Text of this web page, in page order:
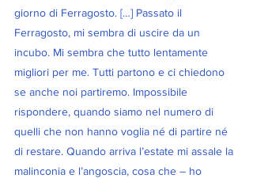
giorno di Ferragosto. […] Passato il
Ferragosto, mi sembra di uscire da un
incubo. Mi sembra che tutto lentamente
migliori per me. Tutti partono e ci chiedono
se anche noi partiremo. Impossibile
rispondere, quando siamo nel numero di
quelli che non hanno voglia né di partire né
di restare. Quando arriva l’estate mi assale la
malinconia e l’angoscia, cosa che – ho